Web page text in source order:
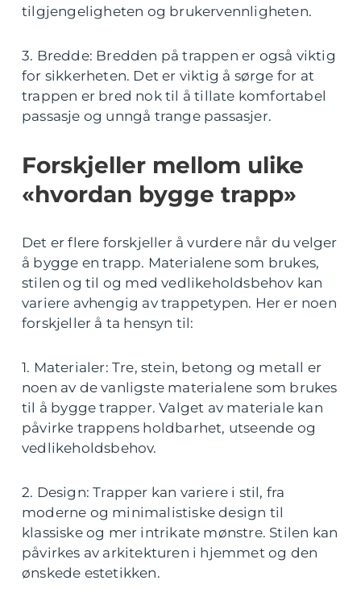
tilgjengeligheten og brukervennligheten.
3. Bredde: Bredden på trappen er også viktig
for sikkerheten. Det er viktig å sørge for at
trappen er bred nok til å tillate komfortabel
passasje og unngå trange passasjer.
Forskjeller mellom ulike
«hvordan bygge trapp»
Det er flere forskjeller å vurdere når du velger
å bygge en trapp. Materialene som brukes,
stilen og til og med vedlikeholdsbehov kan
variere avhengig av trappetypen. Her er noen
forskjeller å ta hensyn til:
1. Materialer: Tre, stein, betong og metall er
noen av de vanligste materialene som brukes
til å bygge trapper. Valget av materiale kan
påvirke trappens holdbarhet, utseende og
vedlikeholdsbehov.
2. Design: Trapper kan variere i stil, fra
moderne og minimalistiske design til
klassiske og mer intrikate mønstre. Stilen kan
påvirkes av arkitekturen i hjemmet og den
ønskede estetikken.